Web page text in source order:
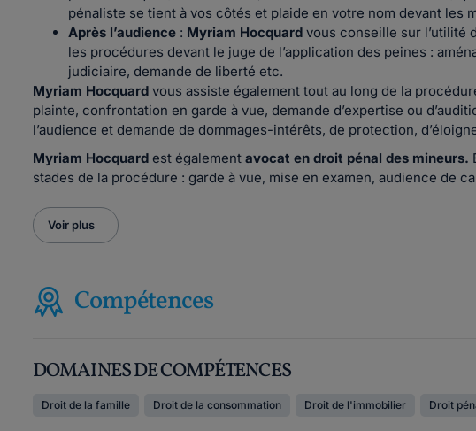
pénaliste se tient à vos côtés et plaide en votre nom devant les
Après l’audience : Myriam Hocquard vous conseille sur l’utilité
les procédures devant le juge de l’application des peines :
judiciaire, demande de liberté etc.
Myriam Hocquard vous assiste également tout au long de la
plainte, confrontation en garde à vue, demande d’expertise ou
l’audience et demande de dommages-intérêts, de protection,
Myriam Hocquard est également avocat en droit pénal des mineurs.
stades de la procédure : garde à vue, mise en examen, audience de
Voir plus
Compétences
DOMAINES DE COMPÉTENCES
Droit de la famille Droit de la consommation Droit de l'immobilier Droit